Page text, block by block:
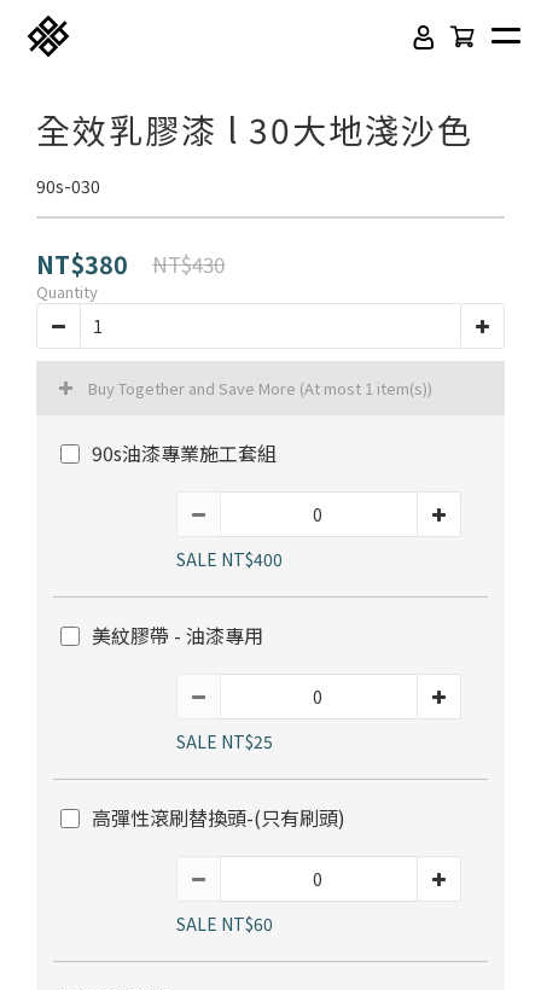
免膠科技木紋地板 頂級SPC石塑卡扣地板
PVC塑膠地板
立體纖維吸隔音板
高密度隔音毯
虹牌聯名水性乳膠漆
紐西蘭羊毛地毯
居家改色貼膜
部落格首頁
SPC石塑地板知識
隔音/吸音
壁紙DIY
房間油漆
全效乳膠漆 l 30大地淺沙色
90s-030
NT$380 NT$430
Quantity
Buy Together and Save More (At most 1 item(s))
90s油漆專業施工套組
SALE NT$400
美紋膠帶 - 油漆專用
SALE NT$25
高彈性滾刷替換頭-(只有刷頭)
SALE NT$60